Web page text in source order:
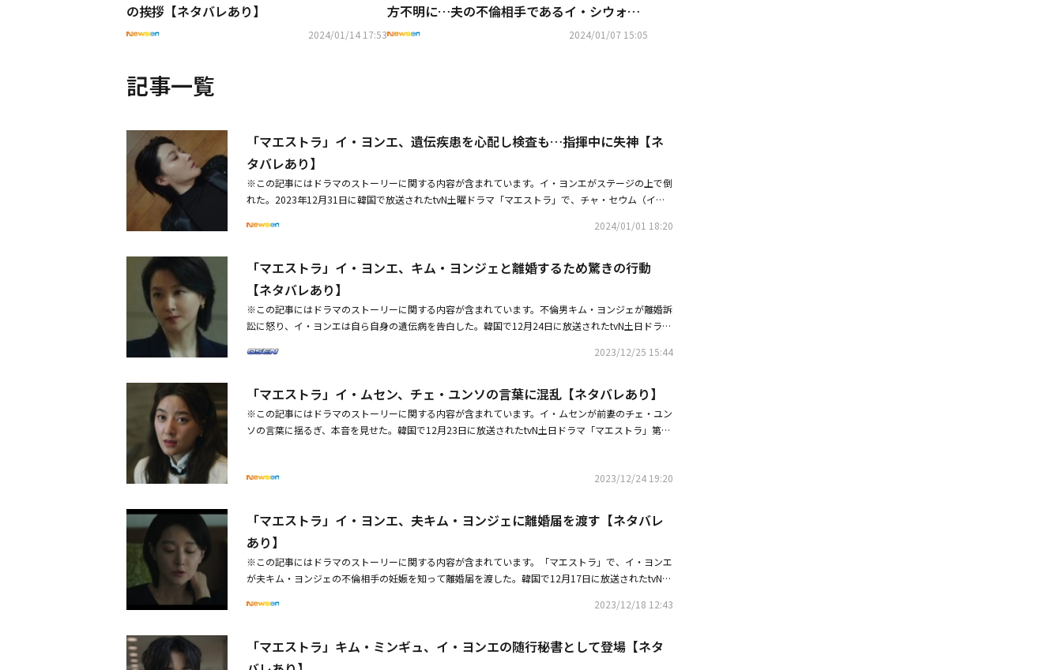
の挨拶【ネタバレあり】
2024/01/14 17:53
方不明に…夫の不倫相手であるイ・シウォン
は笑顔【ネタバレあり】
2024/01/07 15:05
記事一覧
「マエストラ」イ・ヨンエ、遺伝疾患を心配し検査も…指揮中に失神【ネ
タバレあり】
※この記事にはドラマのストーリーに関する内容が含まれています。イ・ヨンエがステージの上で倒
れた。2023年12月31日に韓国で放送されたtvN土曜ドラマ「マエストラ」で、チャ・セウム（イ・
を訪れ、「あの日の夜が思い出せません。もしかして夢遊病になる可能性は？ ラミントン病とか
言えません。でもあの日、お酒をたくさん飲んだそうじゃないですか。ラミントンではなくお酒のせ
いかもしれません」という医師の言葉に安心した。ただ、遺伝病の検査は行い、不安を完全に払拭す
ることはできなかった。その後、彼女は自身のイメージよりもハンピルを助けることに集中し、「私
の最後のオーケストラかもしれないから」と言った。そしてステージに上がった彼女の目の前には、
「なぜ私を殺したんですか？」と恨むボンジュの幻影が現れた。「怪物」とつぶやくジョンファの姿
も見え、結局、チャ・セウムは指揮棒を落としてステージの上で倒れてしまった。
2024/01/01 18:20
「マエストラ」イ・ヨンエ、キム・ヨンジェと離婚するため驚きの行動
【ネタバレあり】
※この記事にはドラマのストーリーに関する内容が含まれています。不倫男キム・ヨンジェが離婚訴
訟に怒り、イ・ヨンエは自ら自身の遺伝病を告白した。韓国で12月24日に放送されたtvN土日ドラマ
ペ・ジョンファ（イェ・スジョン）が身体が固まった状態で姿を現し、人々はペ・ジョンファが置か
て、チャ・セウムが遺伝病にかかる確率が50％あるという記事が出された。ユ・ジョンジェ（イ・
ムセン）は怒り、最初の記事を書いたマスコミのオーナーの元へ行き、「死にたいのか？ ここの会
社が一番初めにチャ・セウムの記事を出した。僕が広告を全部抜いてもいいんだな？」と激怒した。
と当惑した。チャ・セウムは「あなたがしたことではないと、知っている。私が出したんだから。あ
2023/12/25 15:44
「マエストラ」イ・ムセン、チェ・ユンソの言葉に混乱【ネタバレあり】
※この記事にはドラマのストーリーに関する内容が含まれています。イ・ムセンが前妻のチェ・ユン
ソの言葉に揺るぎ、本音を見せた。韓国で12月23日に放送されたtvN土日ドラマ「マエストラ」第5
ム・ピル（キム・ヨンジェ）夫婦のドキュメンタリーを企画し、推進した。チャ・セウムは不倫した
姿を見せた。続いてコ・ユラは前夫ユ・ジョンジェがサンドイッチを買ってくるのを見て、チャ・セ
ウムのものであることを見抜き「サンドイッチ？ 優しいね？ サンドイッチも自分で買ってきて」と
皮肉った。ユ・ジョンジェが「あなたがなぜここにいるの」と聞くと、コ・ユラは「私、最高の番組
を作る。チャ・セウム指揮者とキム・ピル作曲家の日常を盛り込んだドキュメンタリー」と答えた。
ユ・ジョンジェが「チャ・セウムがやると言った？」と聞くと、コ・ユラは「さっき会って、キャス
ンジェに「ねえ、忘れないで。チャ・セウムは人妻だよ。こんなこと続けるとあなたが不倫男と誤解
ジョンジェは、結局チャ・セウムにサンドイッチを渡すことができず、チャ・セウムに対する真心を
見せた。
2023/12/24 19:20
「マエストラ」イ・ヨンエ、夫キム・ヨンジェに離婚届を渡す【ネタバレ
あり】
※この記事にはドラマのストーリーに関する内容が含まれています。「マエストラ」で、イ・ヨンエ
が夫キム・ヨンジェの不倫相手の妊娠を知って離婚届を渡した。韓国で12月17日に放送されたtvN土
ン）で、チャ・セウム（イ・ヨンエ）は、夫キム・ピル（キム・ヨンジェ）に離婚届を出した。イ・
て「あなたが選んで。どうするか」と話した。チャ・セウムは「おめでとう。あなた、子供が欲しか
ったでしょう」とお祝いし、イ・アジンはキム・ピルに「私たち、アメリカでもヨーロッパでも、ど
2023/12/18 12:43
「マエストラ」キム・ミンギュ、イ・ヨンエの随行秘書として登場【ネタ